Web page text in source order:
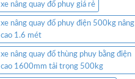
xe nâng quay đổ phuy giá rẻ
xe nâng quay đổ phuy điện 500kg nâng
cao 1.6 mét
xe nâng quay đổ thùng phuy bằng điện
cao 1600mm tải trọng 500kg